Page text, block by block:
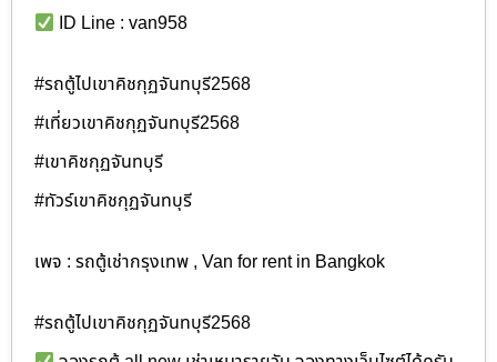
ID Line : van958
#รถตู้ไปเขาคิชกุฏจันทบุรี2568
#เที่ยวเขาคิชกุฏจันทบุรี2568
#เขาคิชกุฏจันทบุรี
#ทัวร์เขาคิชกุฏจันทบุรี
เพจ : รถตู้เช่ากรุงเทพ , Van for rent in Bangkok
#รถตู้ไปเขาคิชกุฏจันทบุรี2568